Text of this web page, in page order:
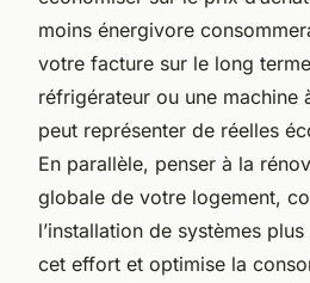
moins énergivore
votre facture sur le long
réfrigérateur ou une machine
peut représenter de réelles
En parallèle, penser à la
globale de votre logement,
l’installation de systèmes
cet effort et optimise la